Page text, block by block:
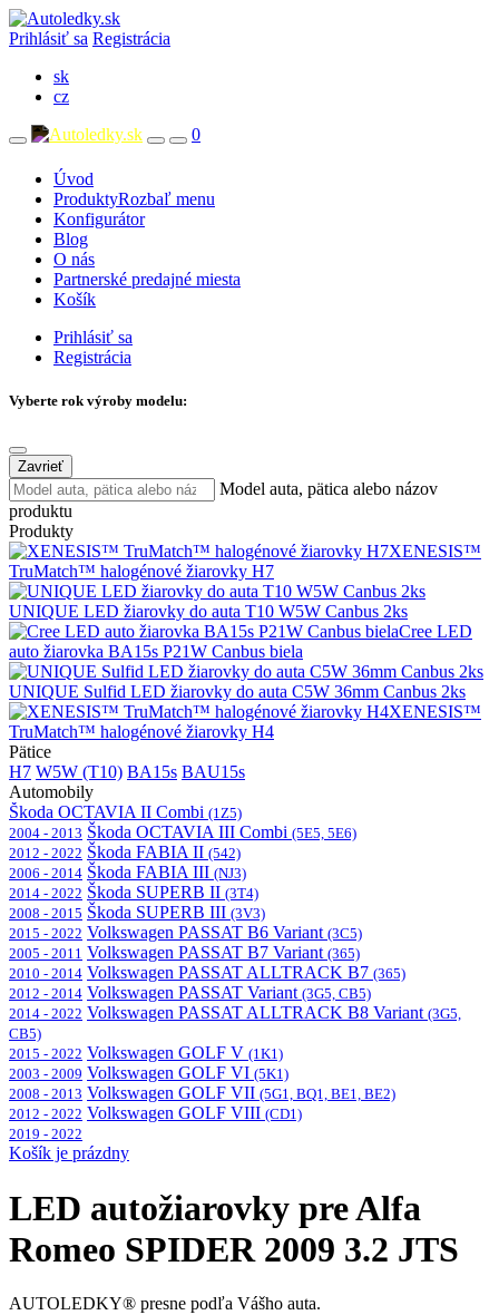
Prihlásiť sa Registrácia
sk
cz
0
Úvod
ProduktyRozbaľ menu
Konfigurátor
Blog
O nás
Partnerské predajné miesta
Košík
Prihlásiť sa
Registrácia
Vyberte rok výroby modelu:
Zavrieť
Model auta, pätica alebo názov
produktu
Produkty
XENESIS™
TruMatch™ halogénové žiarovky H7
UNIQUE LED žiarovky do auta T10 W5W Canbus 2ks
Cree LED
auto žiarovka BA15s P21W Canbus biela
UNIQUE Sulfid LED žiarovky do auta C5W 36mm Canbus 2ks
XENESIS™
TruMatch™ halogénové žiarovky H4
Pätice
H7 W5W (T10) BA15s BAU15s
Automobily
Škoda OCTAVIA II Combi (1Z5)
2004 - 2013 Škoda OCTAVIA III Combi (5E5, 5E6)
2012 - 2022 Škoda FABIA II (542)
2006 - 2014 Škoda FABIA III (NJ3)
2014 - 2022 Škoda SUPERB II (3T4)
2008 - 2015 Škoda SUPERB III (3V3)
2015 - 2022 Volkswagen PASSAT B6 Variant (3C5)
2005 - 2011 Volkswagen PASSAT B7 Variant (365)
2010 - 2014 Volkswagen PASSAT ALLTRACK B7 (365)
2012 - 2014 Volkswagen PASSAT Variant (3G5, CB5)
2014 - 2022 Volkswagen PASSAT ALLTRACK B8 Variant (3G5,
CB5)
2015 - 2022 Volkswagen GOLF V (1K1)
2003 - 2009 Volkswagen GOLF VI (5K1)
2008 - 2013 Volkswagen GOLF VII (5G1, BQ1, BE1, BE2)
2012 - 2022 Volkswagen GOLF VIII (CD1)
2019 - 2022
Košík je prázdny
LED autožiarovky pre Alfa
Romeo SPIDER 2009 3.2 JTS
AUTOLEDKY® presne podľa Vášho auta.